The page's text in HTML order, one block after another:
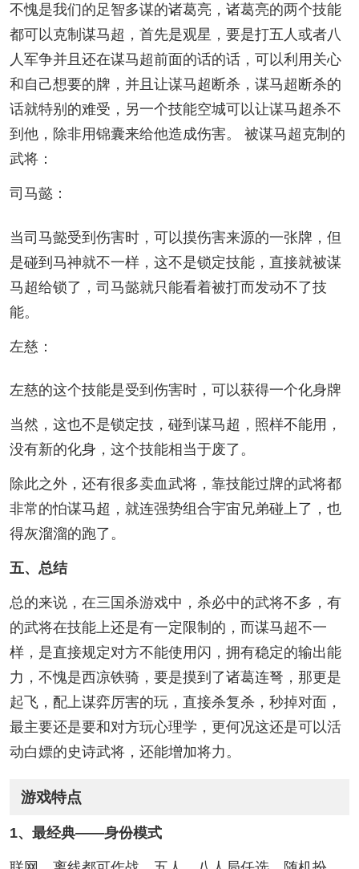
不愧是我们的足智多谋的诸葛亮，诸葛亮的两个技能
都可以克制谋马超，首先是观星，要是打五人或者八
人军争并且还在谋马超前面的话的话，可以利用关心
和自己想要的牌，并且让谋马超断杀，谋马超断杀的
话就特别的难受，另一个技能空城可以让谋马超杀不
到他，除非用锦囊来给他造成伤害。 被谋马超克制的
武将：
司马懿：
当司马懿受到伤害时，可以摸伤害来源的一张牌，但
是碰到马神就不一样，这不是锁定技能，直接就被谋
马超给锁了，司马懿就只能看着被打而发动不了技
能。
左慈：
左慈的这个技能是受到伤害时，可以获得一个化身牌
当然，这也不是锁定技，碰到谋马超，照样不能用，
没有新的化身，这个技能相当于废了。
除此之外，还有很多卖血武将，靠技能过牌的武将都
非常的怕谋马超，就连强势组合宇宙兄弟碰上了，也
得灰溜溜的跑了。
五、总结
总的来说，在三国杀游戏中，杀必中的武将不多，有
的武将在技能上还是有一定限制的，而谋马超不一
样，是直接规定对方不能使用闪，拥有稳定的输出能
力，不愧是西凉铁骑，要是摸到了诸葛连弩，那更是
起飞，配上谋弈厉害的玩，直接杀复杀，秒掉对面，
最主要还是要和对方玩心理学，更何况这还是可以活
动白嫖的史诗武将，还能增加将力。
游戏特点
1、最经典——身份模式